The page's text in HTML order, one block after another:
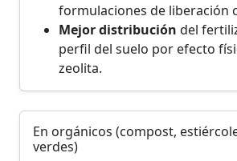
formulaciones de liberación
Mejor distribución del
perfil del suelo por efecto
zeolita.
En orgánicos (compost,
verdes)